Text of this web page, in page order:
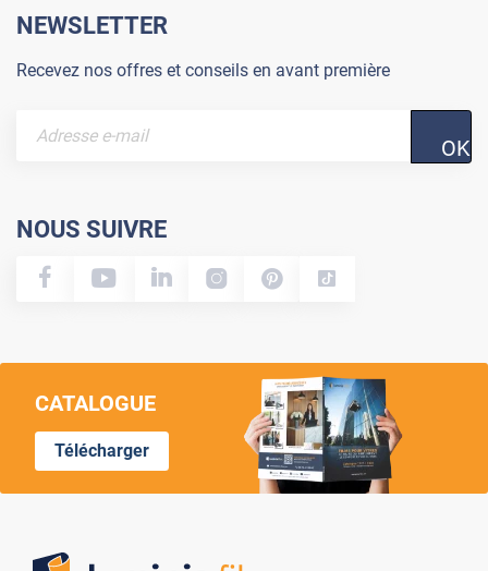
NEWSLETTER
Recevez nos offres et conseils en avant première
OK
NOUS SUIVRE
CATALOGUE
Télécharger